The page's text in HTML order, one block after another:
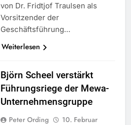
von Dr. Fridtjof Traulsen als
Vorsitzender der
Geschäftsführung…
Weiterlesen
Björn Scheel verstärkt
Führungsriege der Mewa-
Unternehmensgruppe
Peter Ording
10. Februar